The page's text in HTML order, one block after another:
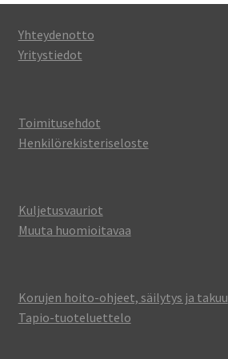
Yhteydenotto
Yritystiedot
Toimitusehdot
Henkilörekisteriseloste
Kuljetusvauriot
Muuta huomioitavaa
Korujen hoito-ohjeet, säilytys ja takuu
Tapio-tuoteluettelo